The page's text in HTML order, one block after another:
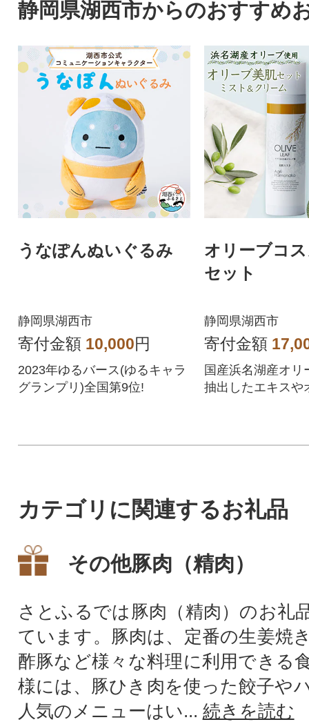
静岡県湖西市からのおすすめ
うなぽんぬいぐるみ
静岡県湖西市
寄付金額 10,000円
2023年ゆるバース(ゆるキャラ
グランプリ)全国第9位!
オリーブコ
セット
静岡県湖西市
寄付金額
国産浜名湖産オリ
抽出したエキスや
カテゴリに関連するお礼品
その他豚肉（精肉）
さとふるでは豚肉（精肉）のお礼
ています。豚肉は、定番の生姜焼
酢豚など様々な料理に利用できる
様には、豚ひき肉を使った餃子や
人気のメニューはい... 続きを読む